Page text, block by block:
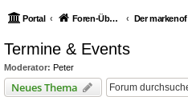
Portal Foren-Übersicht Der
Termine & Events
Moderator: Peter
Neues Thema